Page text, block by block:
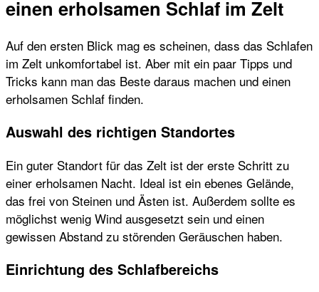
einen erholsamen Schlaf im Zelt
Auf den ersten Blick mag es scheinen, dass das Schlafen
im Zelt unkomfortabel ist. Aber mit ein paar Tipps und
Tricks kann man das Beste daraus machen und einen
erholsamen Schlaf finden.
Auswahl des richtigen Standortes
Ein guter Standort für das Zelt ist der erste Schritt zu
einer erholsamen Nacht. Ideal ist ein ebenes Gelände,
das frei von Steinen und Ästen ist. Außerdem sollte es
möglichst wenig Wind ausgesetzt sein und einen
gewissen Abstand zu störenden Geräuschen haben.
Einrichtung des Schlafbereichs